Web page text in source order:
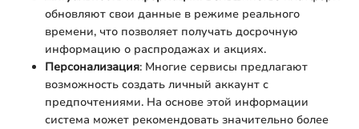
обновляют свои данные в режиме реального
времени, что позволяет получать досрочную
информацию о распродажах и акциях.
Персонализация: Многие сервисы предлагают
возможность создать личный аккаунт с
предпочтениями. На основе этой информации
система может рекомендовать значительно более